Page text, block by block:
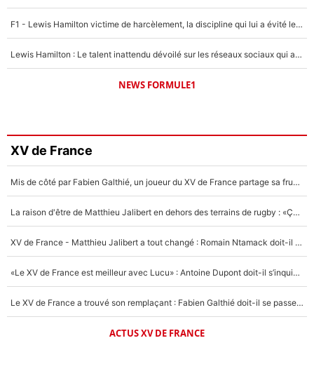
F1 - Lewis Hamilton victime de harcèlement, la discipline qui lui a évité le pire : «J'aurais probablement mal tourné»
Lewis Hamilton : Le talent inattendu dévoilé sur les réseaux sociaux qui a impressionné Kim Kardashian pendant leurs vacances en amoureux !
NEWS FORMULE1
XV de France
Mis de côté par Fabien Galthié, un joueur du XV de France partage sa frustration : «ils ne me l’ont pas dit tout de suite»
La raison d'être de Matthieu Jalibert en dehors des terrains de rugby : «Ça m'atteint autant que si tu touches à un membre de ma famille»
XV de France - Matthieu Jalibert a tout changé : Romain Ntamack doit-il s’inquiéter pour sa place à un an de la Coupe du monde ?
«Le XV de France est meilleur avec Lucu» : Antoine Dupont doit-il s’inquiéter pour sa place ?
Le XV de France a trouvé son remplaçant : Fabien Galthié doit-il se passer d'Antoine Dupont ?
ACTUS XV DE FRANCE